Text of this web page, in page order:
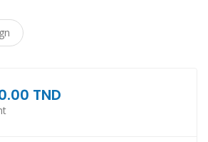
TND